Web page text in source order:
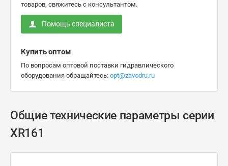
товаров, свяжитесь с консультантом.
Помощь специалиста
Купить оптом
По вопросам оптовой поставки гидравлического
оборудования обращайтесь: opt@zavodru.ru
Общие технические параметры серии
XR161